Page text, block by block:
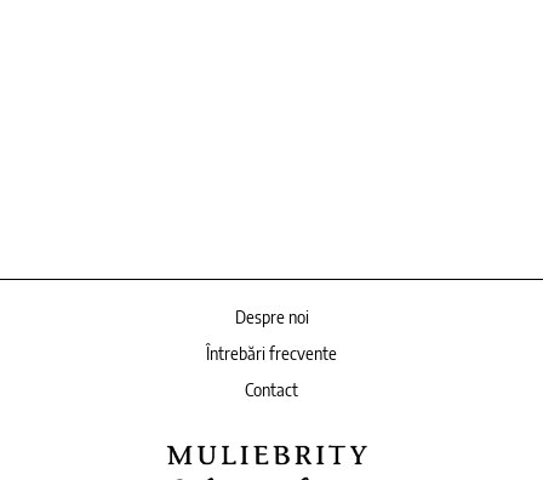
Despre noi
Întrebări frecvente
Contact